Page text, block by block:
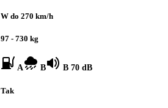
W do 270 km/h
97 - 730 kg
A B B 70 dB
Tak